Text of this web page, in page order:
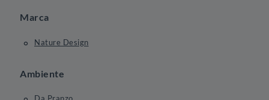
Marca
Nature Design
Ambiente